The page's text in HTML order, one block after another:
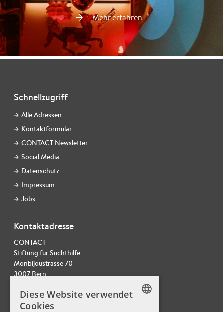
Mehr erfahren
Schnellzugriff
Alle Adressen
Kontaktformular
CONTACT Newsletter
Social Media
Datenschutz
Impressum
Jobs
Kontaktadresse
CONTACT
Stiftung für Suchthilfe
Monbijoustrasse 70
3007 Bern
info@contactmail.ch
Diese Website verwendet
Cookies